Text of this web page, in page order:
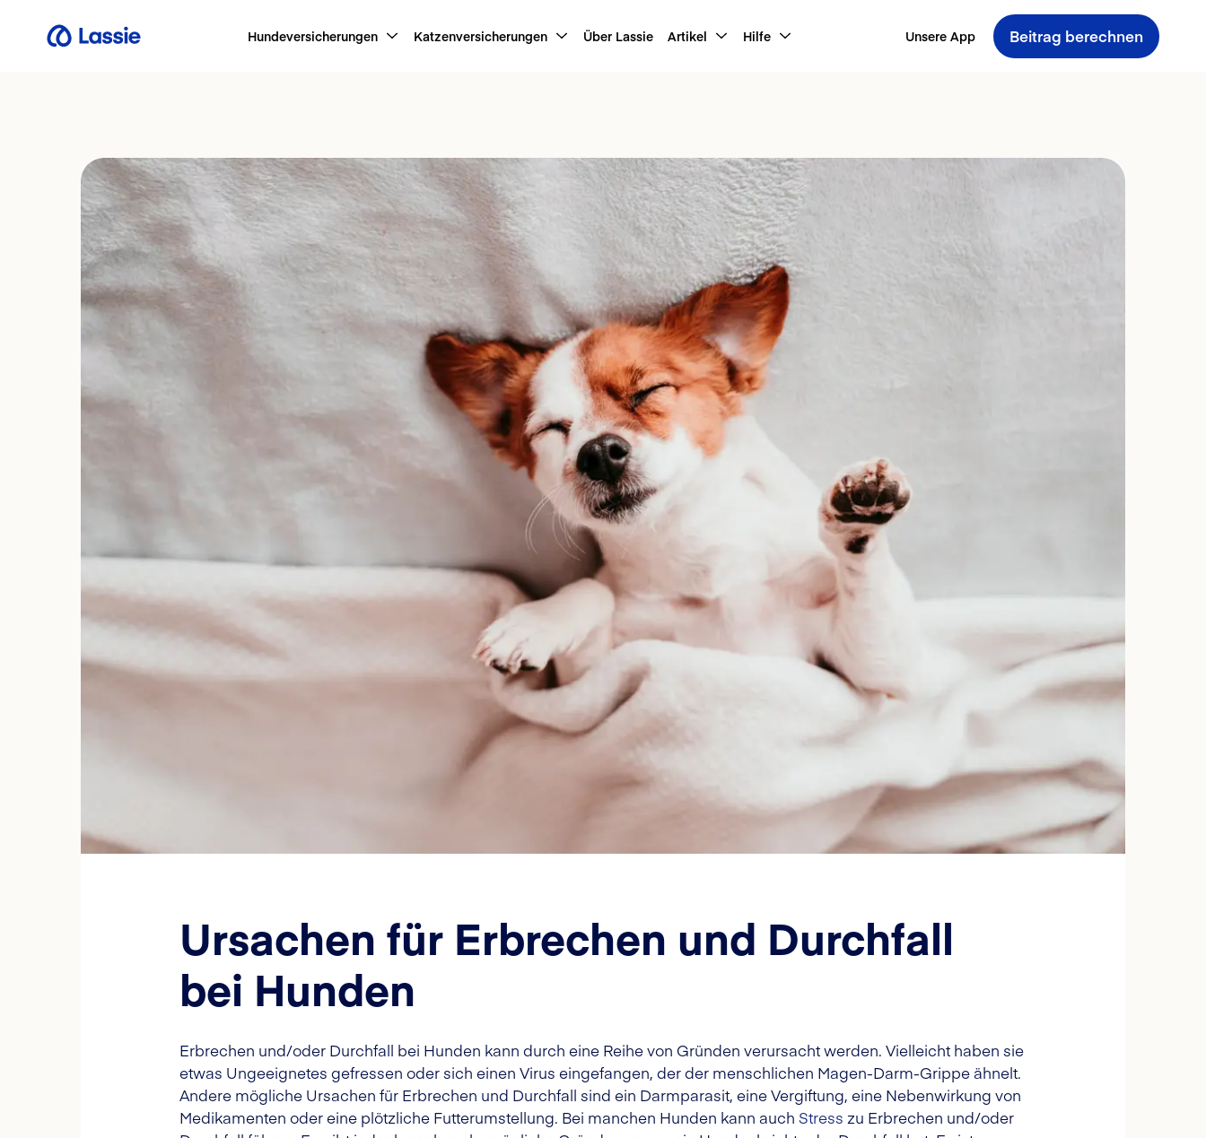
Hundeversicherungen Katzenversicherungen Über Lassie Artikel Hilfe Unsere App Beitrag berechnen
Ursachen für Erbrechen und Durchfall
bei Hunden
Erbrechen und/oder Durchfall bei Hunden kann durch eine Reihe von Gründen verursacht werden. Vielleicht haben sie
etwas Ungeeignetes gefressen oder sich einen Virus eingefangen, der der menschlichen Magen-Darm-Grippe ähnelt.
Andere mögliche Ursachen für Erbrechen und Durchfall sind ein Darmparasit, eine Vergiftung, eine Nebenwirkung von
Medikamenten oder eine plötzliche Futterumstellung. Bei manchen Hunden kann auch Stress zu Erbrechen und/oder